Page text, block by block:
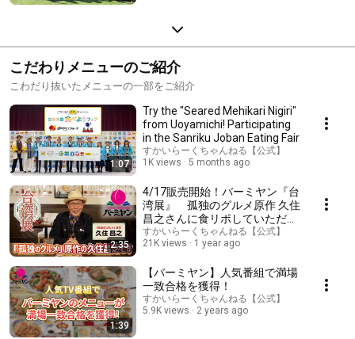
こだわりメニューのご紹介
こわだり抜いたメニューの一部をご紹介
1:07
Try the "Seared Mehikari Nigiri"
from Uoyamichi! Participating
in the Sanriku Joban Eating Fair
すかいらーくちゃんねる【公式】
1K views
5 months ago
2:35
4/17販売開始！バーミヤン『台
湾展』 孤独のグルメ原作 久住
昌之さんに食リポしていただき
ました！
すかいらーくちゃんねる【公式】
21K views
1 year ago
1:39
【バーミヤン】人気番組で満場
一致合格を獲得！
すかいらーくちゃんねる【公式】
5.9K views
2 years ago